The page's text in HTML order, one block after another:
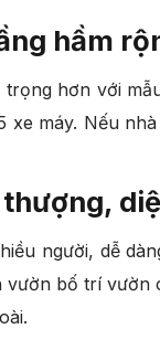
hầm
hơn với
máy. Nếu
người, dễ
bố trí